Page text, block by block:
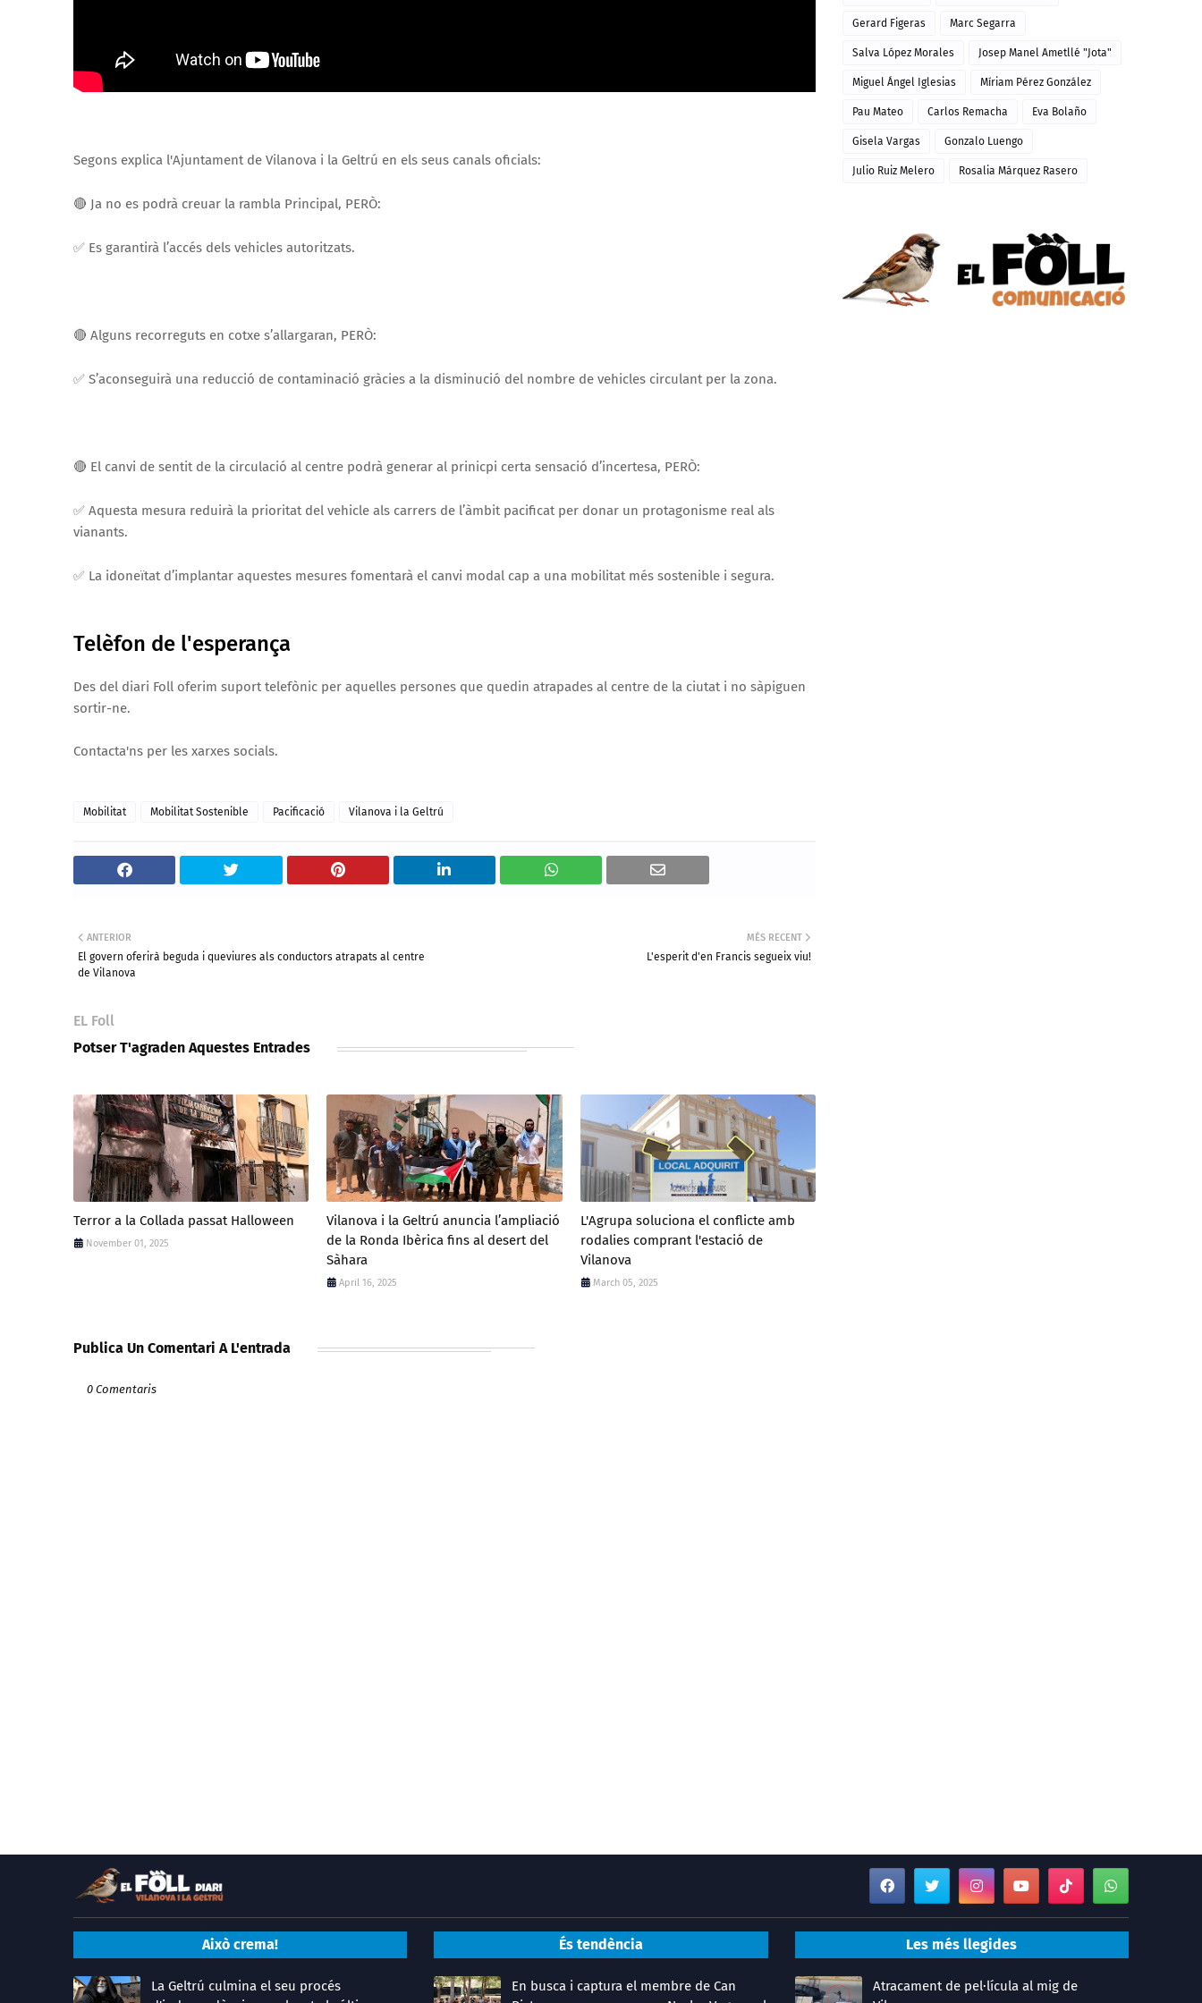
Segons explica l'Ajuntament de Vilanova i la Geltrú en els seus canals oficials:
🔴 Ja no es podrà creuar la rambla Principal, PERÒ:
✅ Es garantirà l’accés dels vehicles autoritzats.
🔴 Alguns recorreguts en cotxe s’allargaran, PERÒ:
✅ S’aconseguirà una reducció de contaminació gràcies a la disminució del nombre de vehicles circulant per la zona.
🔴 El canvi de sentit de la circulació al centre podrà generar al prinicpi certa sensació d’incertesa, PERÒ:
✅ Aquesta mesura reduirà la prioritat del vehicle als carrers de l’àmbit pacificat per donar un protagonisme real als
vianants.
✅ La idoneïtat d’implantar aquestes mesures fomentarà el canvi modal cap a una mobilitat més sostenible i segura.
Telèfon de l'esperança
Des del diari Foll oferim suport telefònic per aquelles persones que quedin atrapades al centre de la ciutat i no sàpiguen
sortir-ne.
Contacta'ns per les xarxes socials.
Mobilitat Mobilitat Sostenible Pacificació Vilanova i la Geltrú
MÉS RECENT
L'esperit d'en Francis segueix viu!
ANTERIOR
El govern oferirà beguda i queviures als conductors atrapats al centre
de Vilanova
EL Foll
Potser T'agraden Aquestes Entrades
Terror a la Collada passat Halloween
November 01, 2025
Vilanova i la Geltrú anuncia l’ampliació
de la Ronda Ibèrica fins al desert del
Sàhara
April 16, 2025
L'Agrupa soluciona el conflicte amb
rodalies comprant l'estació de
Vilanova
March 05, 2025
Publica Un Comentari A L'entrada
0 Comentaris
Gerard Figeras Marc Segarra
Salva López Morales Josep Manel Ametllé "Jota"
Miguel Ángel Iglesias Míriam Pérez González
Pau Mateo Carlos Remacha Eva Bolaño
Gisela Vargas Gonzalo Luengo
Julio Ruiz Melero Rosalia Márquez Rasero
Això crema!
La Geltrú culmina el seu procés
És tendència
En busca i captura el membre de Can
Les més llegides
Atracament de pel·lícula al mig de